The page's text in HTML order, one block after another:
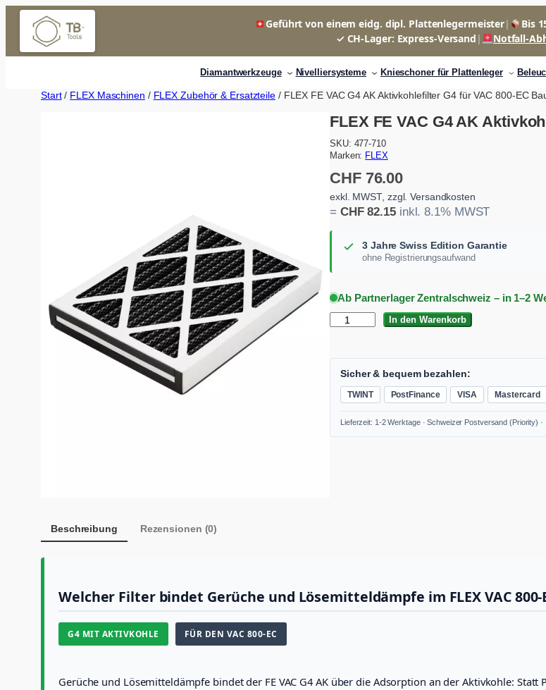
Zum
springen
Geführt von einem eidg. dipl. Plattenlegermeister| Bis
✓ CH-Lager: Express-Versand | Notfall-
Diamantwerkzeuge Nivelliersysteme Knieschoner für Plattenleger
Start/ FLEX Maschinen / FLEX Zubehör & Ersatzteile/ FLEX FE VAC G4 AK Aktivkohlefilter G4 für VAC 800-EC
FLEX FE VAC G4 AK
CHF76.00
exkl. MWST, zzgl. Versandkosten
= CHF82.15inkl. 8.1% MWST
3 Jahre Swiss Edition Garantie
ohne Registrierungsaufwand
Ab Partnerlager Zentralschweiz – in 1–2
e
In den Warenkorb
Sicher & bequem bezahlen:
TWINT PostFinance VISA Mastercard
Lieferzeit: 1-2 Werktage · Schweizer Postversand (Priority)
SKU: 477-710
Marken: FLEX
Beschreibung Rezensionen (0)
Welcher Filter bindet Gerüche und Lösemitteldämpfe im FLEX VAC 800-
G4 MIT AKTIVKOHLE FÜR DEN VAC 800-EC
Gerüche und Lösemitteldämpfe bindet der FE VAC G4 AK über die Adsorption an der Aktivkohle: